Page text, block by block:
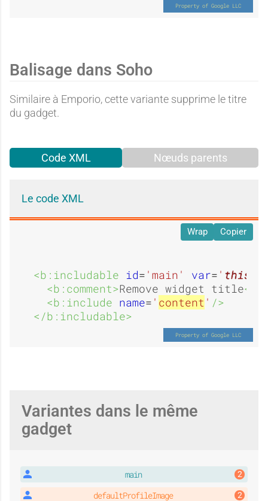
Balisage dans Soho
Similaire à Emporio, cette variante supprime le titre
du gadget.
Code XML Nœuds parents
Le code XML
<b:includable id= 'main' var= ' this
<b:comment>Remove widget title</
<b:include name= ' content ' />
</b:includable>
Wrap Copier
Variantes dans le même
gadget
main
defaultProfileImage